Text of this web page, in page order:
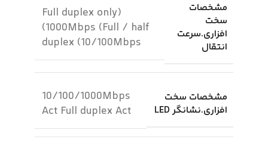
مشخصات
سخت
افزاری.سرعت
انتقال
(Full duplex only
(1000Mbps (Full / half
duplex (10/100Mbps
مشخصات سخت
افزاری.نشانگر LED
10/100/1000Mbps
Act Full duplex Act